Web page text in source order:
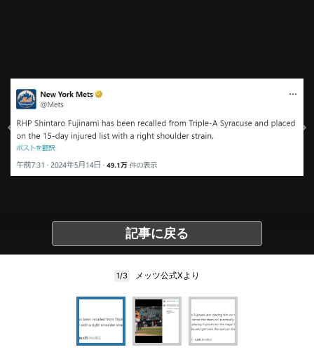
記事に戻る
1/3 メッツ公式Xより